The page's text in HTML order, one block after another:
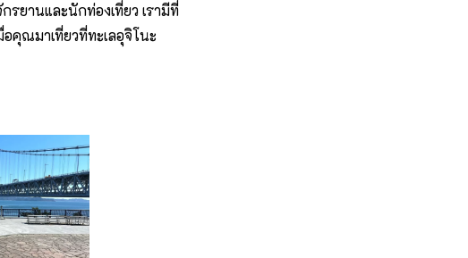
ยานและนักท่องเที่ยว เรามีที่
คุณมาเที่ยวที่ทะเลอุจิโนะ